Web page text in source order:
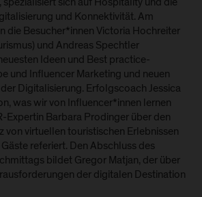
und Konnektivität. Am
die Besucher*innen Victoria Hochreiter
und Andreas Spechtler
Ideen und Best practice-
und Influencer Marketing und neuen
Digitalisierung. Erfolgscoach Jessica
was wir von Influencer*innen lernen
Expertin Barbara Prodinger über den
von virtuellen touristischen Erlebnissen
referiert. Den Abschluss des
bildet Gregor Matjan, der über
der digitalen Destination